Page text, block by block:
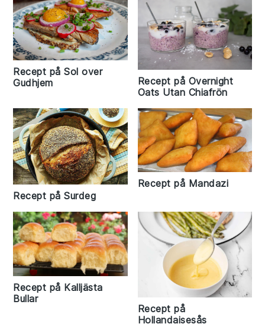
Recept på Sol over
Gudhjem
Recept på Overnight
Oats Utan Chiafrön
Recept på Surdeg
Recept på Mandazi
Recept på Kalljästa
Bullar
Recept på
Hollandaisesås